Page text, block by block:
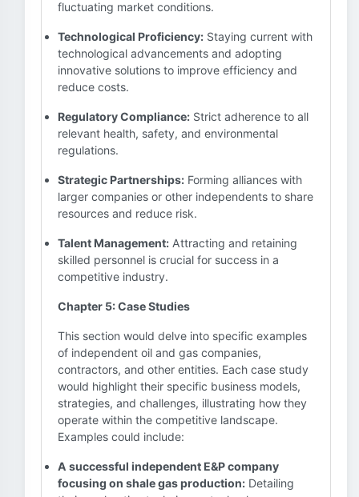
fluctuating market conditions.
Technological Proficiency: Staying current with
technological advancements and adopting
innovative solutions to improve efficiency and
reduce costs.
Regulatory Compliance: Strict adherence to all
relevant health, safety, and environmental
regulations.
Strategic Partnerships: Forming alliances with
larger companies or other independents to share
resources and reduce risk.
Talent Management: Attracting and retaining
skilled personnel is crucial for success in a
competitive industry.
Chapter 5: Case Studies
This section would delve into specific examples
of independent oil and gas companies,
contractors, and other entities. Each case study
would highlight their specific business models,
strategies, and challenges, illustrating how they
operate within the competitive landscape.
Examples could include:
A successful independent E&P company
focusing on shale gas production: Detailing